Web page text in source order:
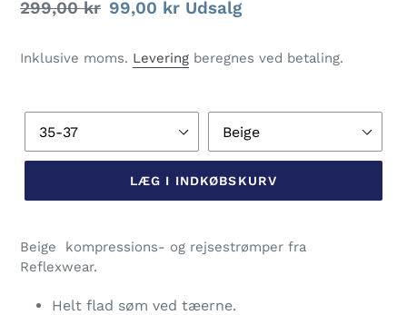
Normalpris
299,00 kr Udsalgspris
99,00 kr Udsalg
Inklusive moms. Levering beregnes ved betaling.
LÆG I INDKØBSKURV
produkt
i
indkøbskurv
Beige kompressions- og rejsestrømper fra
Reflexwear.
Helt flad søm ved tæerne.